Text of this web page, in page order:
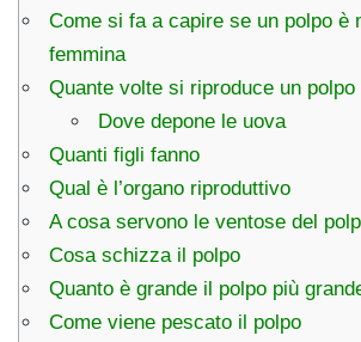
Come si fa a capire se un polpo è
femmina
Quante volte si riproduce un polpo
Dove depone le uova
Quanti figli fanno
Qual è l’organo riproduttivo
A cosa servono le ventose del
Cosa schizza il polpo
Quanto è grande il polpo più
Come viene pescato il polpo